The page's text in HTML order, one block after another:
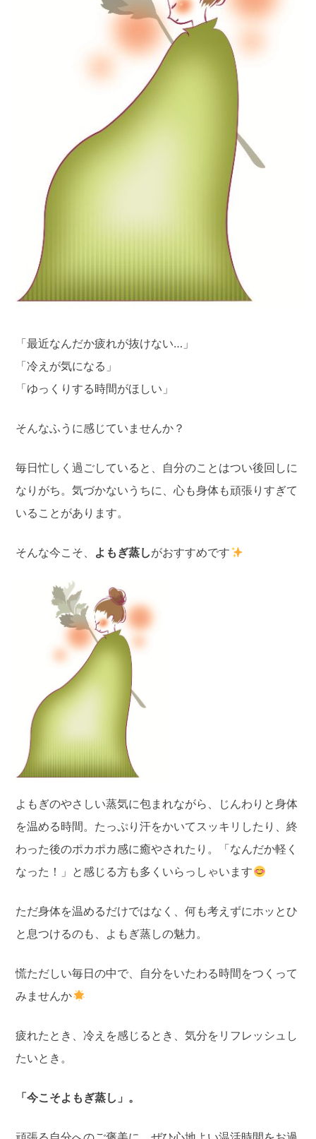
「最近なんだか疲れが抜けない…」
「冷えが気になる」
「ゆっくりする時間がほしい」
そんなふうに感じていませんか？
毎日忙しく過ごしていると、自分のことはつい後回しに
なりがち。気づかないうちに、心も身体も頑張りすぎて
いることがあります。
そんな今こそ、 よもぎ蒸しがおすすめです
よもぎのやさしい蒸気に包まれながら、じんわりと身体
を温める時間。たっぷり汗をかいてスッキリしたり、終
わった後のポカポカ感に癒やされたり。「なんだか軽く
なった！」と感じる方も多くいらっしゃいます
ただ身体を温めるだけではなく、何も考えずにホッとひ
と息つけるのも、よもぎ蒸しの魅力。
慌ただしい毎日の中で、自分をいたわる時間をつくって
みませんか
疲れたとき、冷えを感じるとき、気分をリフレッシュし
たいとき。
「今こそよもぎ蒸し」。